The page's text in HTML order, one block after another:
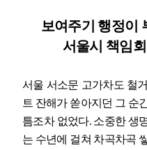
보여주기 행정이
서울시 책임
서울 서소문 고가차도 철
트 잔해가 쏟아지던 그 순
틈조차 없었다. 소중한 생
는 수년에 걸쳐 차곡차곡